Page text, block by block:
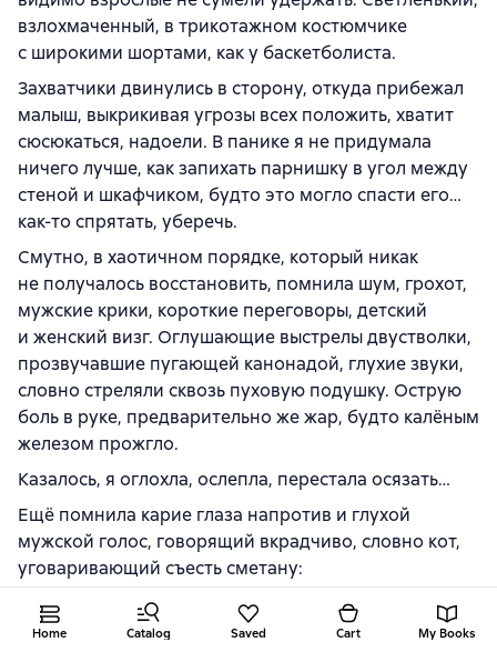
Home Catalog Saved Cart My Books
взлохмаченный, в трикотажном костюмчике
с широкими шортами, как у баскетболиста.
Захватчики двинулись в сторону, откуда прибежал
малыш, выкрикивая угрозы всех положить, хватит
сюсюкаться, надоели. В панике я не придумала
ничего лучше, как запихать парнишку в угол между
стеной и шкафчиком, будто это могло спасти его…
как-то спрятать, уберечь.
Смутно, в хаотичном порядке, который никак
не получалось восстановить, помнила шум, грохот,
мужские крики, короткие переговоры, детский
и женский визг. Оглушающие выстрелы двустволки,
прозвучавшие пугающей канонадой, глухие звуки,
словно стреляли сквозь пуховую подушку. Острую
боль в руке, предварительно же жар, будто калёным
железом прожгло.
Казалось, я оглохла, ослепла, перестала осязать…
Ещё помнила карие глаза напротив и глухой
мужской голос, говорящий вкрадчиво, словно кот,
уговаривающий съесть сметану:
– Дай руку. Поднимайся…
Позже оказалось, что пуля двустволки рикошетом